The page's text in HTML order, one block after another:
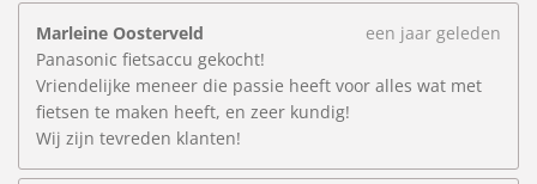
Marleine Oosterveld
een jaar geleden
Panasonic fietsaccu gekocht!
Vriendelijke meneer die passie heeft voor alles wat met
fietsen te maken heeft, en zeer kundig!
Wij zijn tevreden klanten!